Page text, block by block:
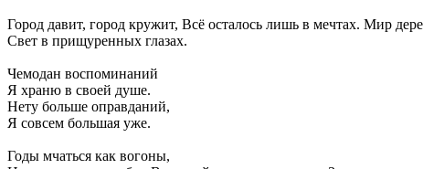
Город давит, город кружит, Всё осталось лишь в мечтах. Мир
Свет в прищуренных глазах.
Чемодан воспоминаний
Я храню в своей душе.
Нету больше оправданий,
Я совсем большая уже.
Годы мчаться как вогоны,